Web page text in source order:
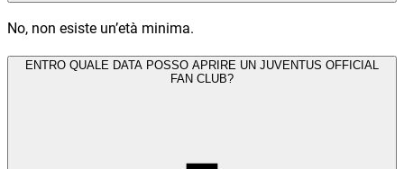
No, non esiste un’età minima.
ENTRO QUALE DATA POSSO APRIRE UN JUVENTUS OFFICIAL
FAN CLUB?